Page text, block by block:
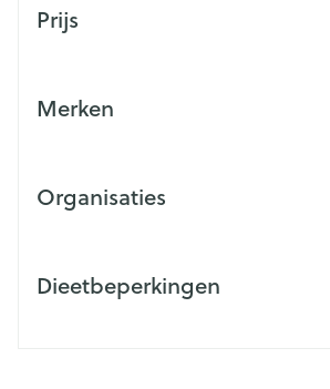
Prijs
Merken
Organisaties
Dieetbeperkingen